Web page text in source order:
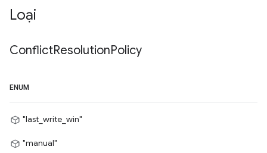
Loại
ConflictResolutionPolicy
ENUM
"last_write_win"
"manual"